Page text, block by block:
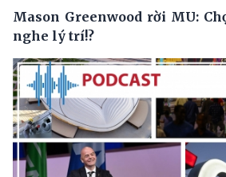
Mason Greenwood rời MU:
nghe lý trí!?